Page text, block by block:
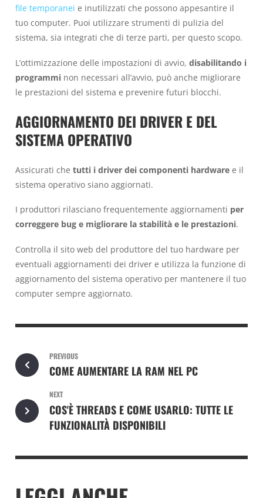
file temporanei e inutilizzati che possono appesantire il
tuo computer. Puoi utilizzare strumenti di pulizia del
sistema, sia integrati che di terze parti, per questo scopo.
L’ottimizzazione delle impostazioni di avvio, disabilitando i
programmi non necessari all’avvio, può anche migliorare
le prestazioni del sistema e prevenire futuri blocchi.
AGGIORNAMENTO DEI DRIVER E DEL
SISTEMA OPERATIVO
Assicurati che tutti i driver dei componenti hardware e il
sistema operativo siano aggiornati.
I produttori rilasciano frequentemente aggiornamenti per
correggere bug e migliorare la stabilità e le prestazioni.
Controlla il sito web del produttore del tuo hardware per
eventuali aggiornamenti dei driver e utilizza la funzione di
aggiornamento del sistema operativo per mantenere il tuo
computer sempre aggiornato.
PREVIOUS
COME AUMENTARE LA RAM NEL PC
NEXT
COS'È THREADS E COME USARLO: TUTTE LE
FUNZIONALITÀ DISPONIBILI